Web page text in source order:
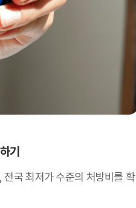
기
국 최저가 수준의 처방비를 확